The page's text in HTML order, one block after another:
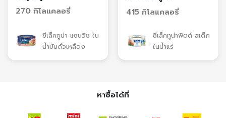
270 กิโลแคลอรี่
ซีเล็คทูน่า แซนวิช ใน
น้ำมันถั่วเหลือง
415 กิโลแคลอรี่
ซีเล็คทูน่าฟิตต์ สเต็ก
ในน้ำแร่
หาซื้อได้ที่